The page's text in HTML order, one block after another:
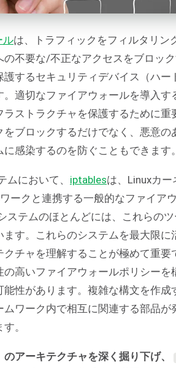
ルは、トラフィックをフィルタリン
の不要な/不正なアクセスをブロッ
護するセキュリティデバイス（ハー
。適切なファイアウォールを導入す
ラストラクチャを保護するために重
をブロックするだけでなく、悪意の
に感染するのを防ぐこともできます
ムにおいて、 iptablesは、Linuxカー
ークと連携する一般的なファイア
ステムのほとんどには、これらの
ます。これらのシステムを最大限に
クチャを理解することが極めて重要
の高いファイアウォールポリシーを
能性があります。複雑な構文を作成
ムワーク内で相互に関連する部品が
。
のアーキテクチャを深く掘り下げ、